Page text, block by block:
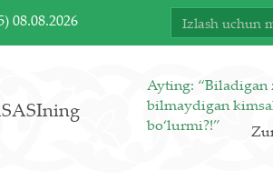
08.08.2026
Ayting: “Biladigan
bilmaydigan
bo‘lurmi?!”